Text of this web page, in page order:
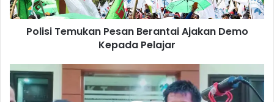
e
m
n
P
e
Polisi Temukan Pesan Berantai Ajakan Demo
Kepada Pelajar
W
a
k